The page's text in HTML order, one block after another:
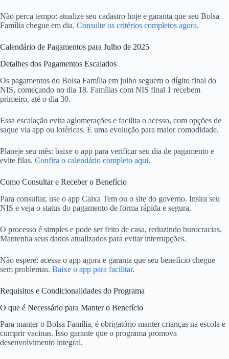
Não perca tempo: atualize seu cadastro hoje e garanta que seu Bolsa
Família chegue em dia. Consulte os critérios completos agora.
Calendário de Pagamentos para Julho de 2025
Detalhes dos Pagamentos Escalados
Os pagamentos do Bolsa Família em julho seguem o dígito final do
NIS, começando no dia 18. Famílias com NIS final 1 recebem
primeiro, até o dia 30.
Essa escalação evita aglomerações e facilita o acesso, com opções de
saque via app ou lotéricas. É uma evolução para maior comodidade.
Planeje seu mês: baixe o app para verificar seu dia de pagamento e
evite filas. Confira o calendário completo aqui.
Como Consultar e Receber o Benefício
Para consultar, use o app Caixa Tem ou o site do governo. Insira seu
NIS e veja o status do pagamento de forma rápida e segura.
O processo é simples e pode ser feito de casa, reduzindo burocracias.
Mantenha seus dados atualizados para evitar interrupções.
Não espere: acesse o app agora e garanta que seu benefício chegue
sem problemas. Baixe o app para facilitar.
Requisitos e Condicionalidades do Programa
O que é Necessário para Manter o Benefício
Para manter o Bolsa Família, é obrigatório manter crianças na escola e
cumprir vacinas. Isso garante que o programa promova
desenvolvimento integral.